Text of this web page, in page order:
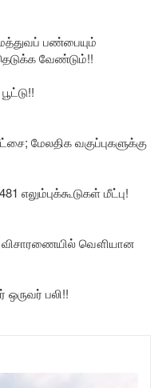
பண்பையும்
வேண்டும்!!
மேலதிக வகுப்புகளுக்கு
எலும்புக்கூடுகள் மீட்பு!
விசாரணையில் வௌியான
ஒருவர் பலி!!